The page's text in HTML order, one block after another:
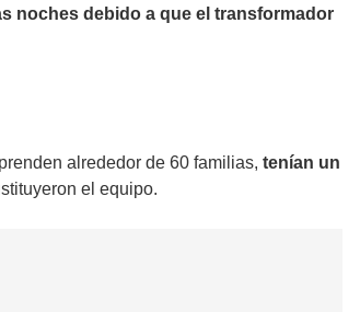
noches debido a que el transformador
alrededor de 60 familias, tenían un
el equipo.